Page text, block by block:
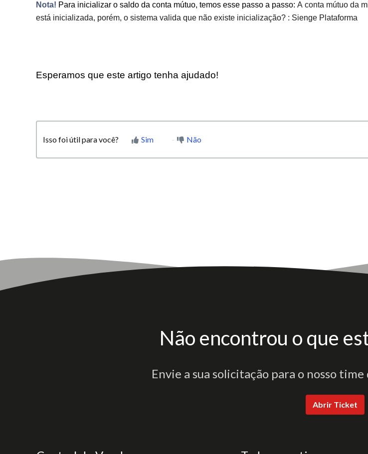
Nota! Para inicializar o saldo da conta mútuo, temos esse passo a passo: A conta mútuo da
está inicializada, porém, o sistema valida que não existe inicialização? : Sienge Plataforma
Esperamos que este artigo tenha ajudado!
Isso foi útil para você? Sim Não
Não encontrou o que
Envie a sua solicitação para o nosso
Abrir Ticket